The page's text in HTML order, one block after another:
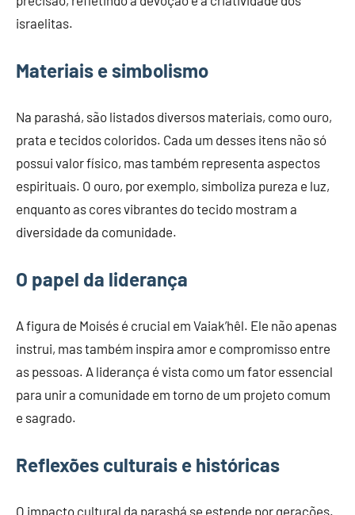
israelitas.
Materiais e simbolismo
Na parashá, são listados diversos materiais, como ouro,
prata e tecidos coloridos. Cada um desses itens não só
possui valor físico, mas também representa aspectos
espirituais. O ouro, por exemplo, simboliza pureza e luz,
enquanto as cores vibrantes do tecido mostram a
diversidade da comunidade.
O papel da liderança
A figura de Moisés é crucial em Vaiak’hêl. Ele não apenas
instrui, mas também inspira amor e compromisso entre
as pessoas. A liderança é vista como um fator essencial
para unir a comunidade em torno de um projeto comum
e sagrado.
Reflexões culturais e históricas
O impacto cultural da parashá se estende por gerações.